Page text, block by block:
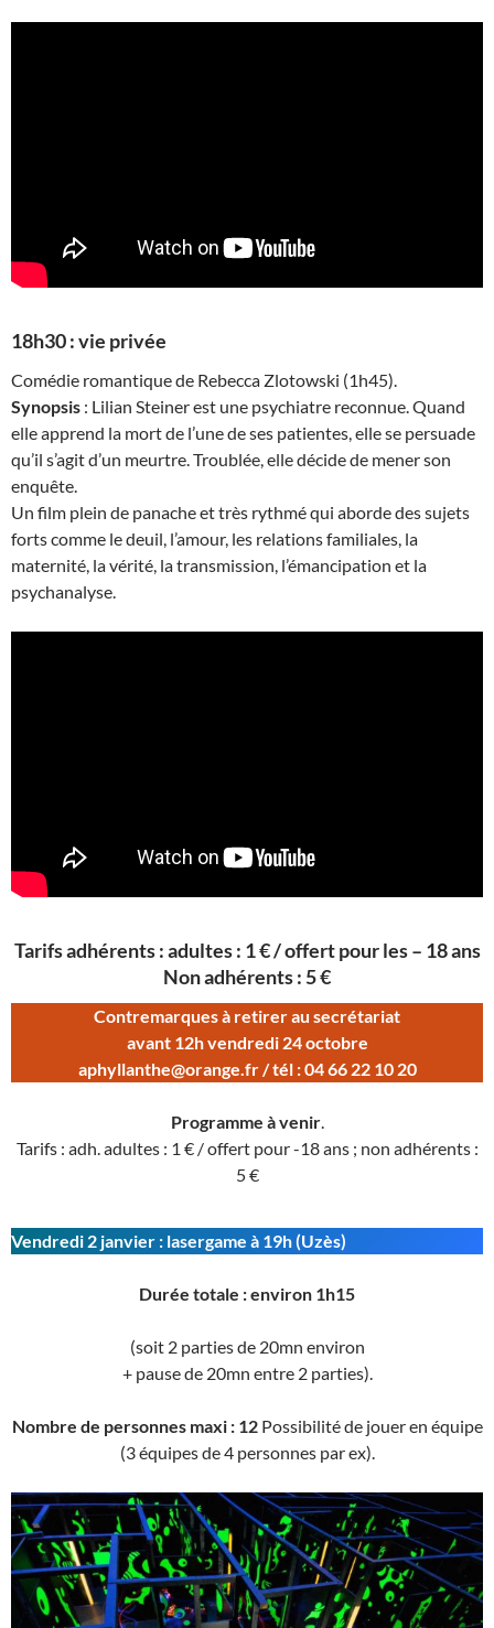
18h30 : vie privée
Comédie romantique de Rebecca Zlotowski (1h45).
Synopsis : Lilian Steiner est une psychiatre reconnue. Quand
elle apprend la mort de l’une de ses patientes, elle se persuade
qu’il s’agit d’un meurtre. Troublée, elle décide de mener son
enquête.
Un film plein de panache et très rythmé qui aborde des sujets
forts comme le deuil, l’amour, les relations familiales, la
maternité, la vérité, la transmission, l’émancipation et la
psychanalyse.
Tarifs adhérents : adultes : 1 € / offert pour les – 18 ans
Non adhérents : 5 €
Contremarques à retirer au secrétariat
avant 12h vendredi 24 octobre
aphyllanthe@orange.fr / tél : 04 66 22 10 20
Programme à venir.
Tarifs : adh. adultes : 1 € / offert pour -18 ans ; non adhérents :
5 €
Vendredi 2 janvier : lasergame à 19h (Uzès)
Durée totale : environ 1h15
(soit 2 parties de 20mn environ
+ pause de 20mn entre 2 parties).
Nombre de personnes maxi : 12 Possibilité de jouer en équipe
(3 équipes de 4 personnes par ex).